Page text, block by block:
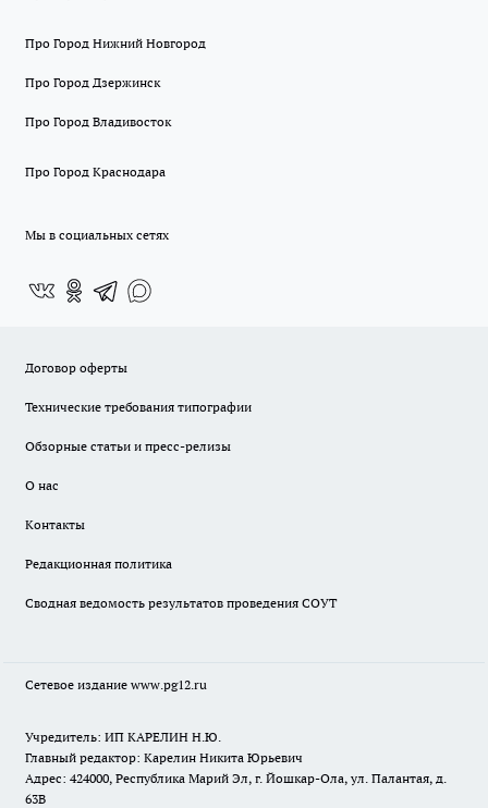
Про Город Нижний Новгород
Про Город Дзержинск
Про Город Владивосток
Про Город Краснодара
Мы в социальных сетях
Договор оферты
Технические требования типографии
Обзорные статьи и пресс-релизы
О нас
Контакты
Редакционная политика
Сводная ведомость результатов проведения СОУТ
Сетевое издание www.pg12.ru
Учредитель: ИП КАРЕЛИН Н.Ю.
Главный редактор: Карелин Никита Юрьевич
Адрес: 424000, Республика Марий Эл, г. Йошкар-Ола, ул. Палантая, д.
63В